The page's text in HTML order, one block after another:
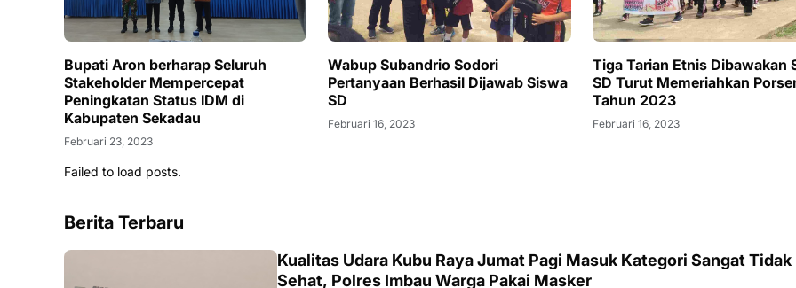
Bupati Aron berharap Seluruh
Stakeholder Mempercepat
Peningkatan Status IDM di
Kabupaten Sekadau
Februari 23, 2023
Wabup Subandrio Sodori
Pertanyaan Berhasil Dijawab Siswa
SD
Februari 16, 2023
Tiga Tarian Etnis Dibawakan
SD Turut Memeriahkan
Tahun 2023
Februari 16, 2023
Failed to load posts.
Berita Terbaru
Kualitas Udara Kubu Raya Jumat Pagi Masuk Kategori Sangat Tidak
Sehat, Polres Imbau Warga Pakai Masker